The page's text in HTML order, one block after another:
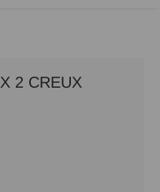
2 CREUX